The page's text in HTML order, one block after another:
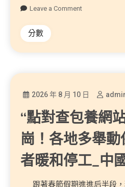
Leave a Comment
分數
2026 年 8 月 10 日
“點對查包養網
崗！各地多舉
者暖和停工_中
跟著春節假期進進后半段，